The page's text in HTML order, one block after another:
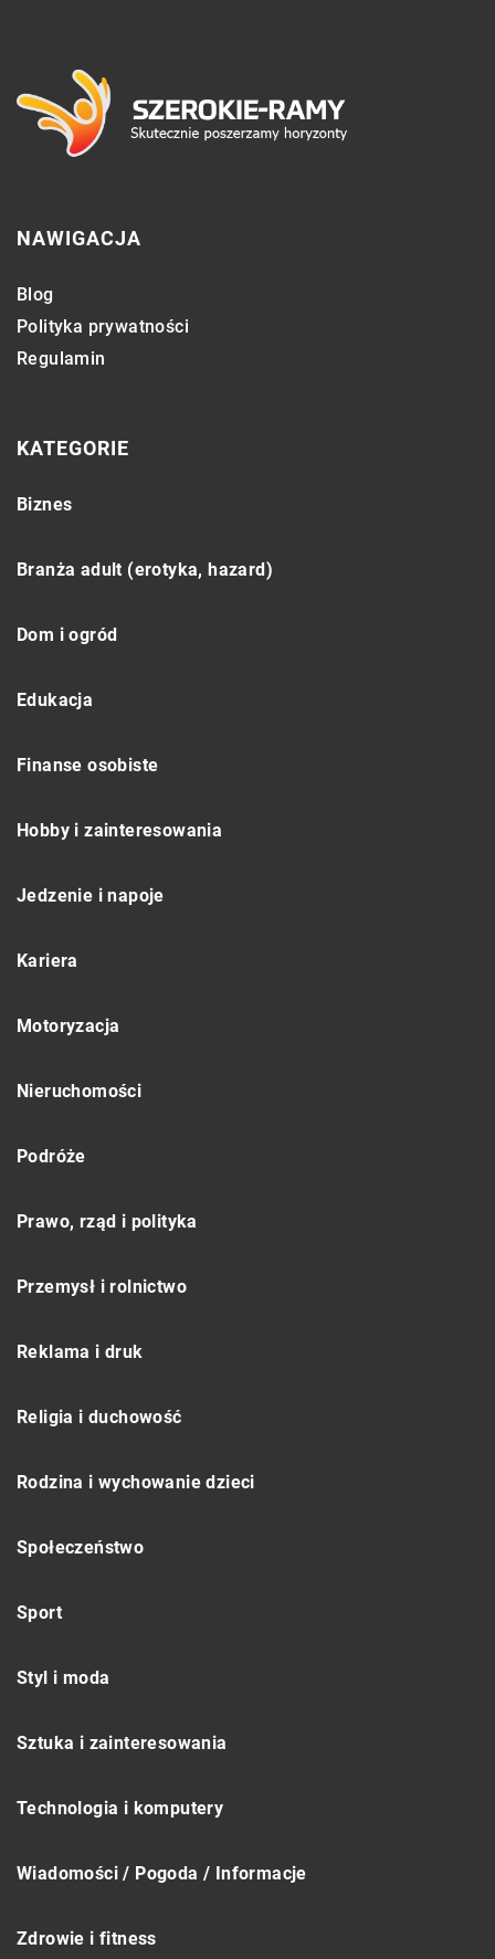
NAWIGACJA
Blog
Polityka prywatności
Regulamin
KATEGORIE
Biznes
Branża adult (erotyka, hazard)
Dom i ogród
Edukacja
Finanse osobiste
Hobby i zainteresowania
Jedzenie i napoje
Kariera
Motoryzacja
Nieruchomości
Podróże
Prawo, rząd i polityka
Przemysł i rolnictwo
Reklama i druk
Religia i duchowość
Rodzina i wychowanie dzieci
Społeczeństwo
Sport
Styl i moda
Sztuka i zainteresowania
Technologia i komputery
Wiadomości / Pogoda / Informacje
Zdrowie i fitness